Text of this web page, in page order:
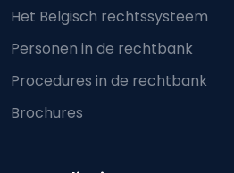
Het Belgisch rechtssysteem
Personen in de rechtbank
Procedures in de rechtbank
Brochures